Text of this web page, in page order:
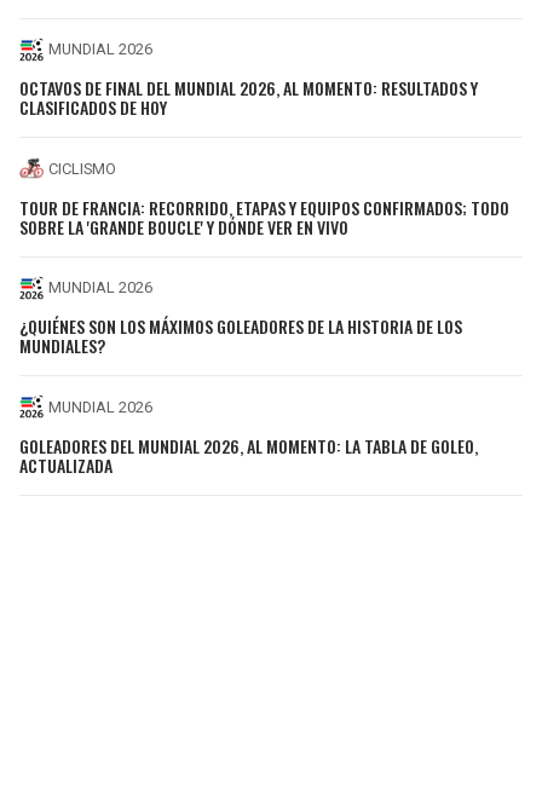
MUNDIAL 2026
OCTAVOS DE FINAL DEL MUNDIAL 2026, AL MOMENTO: RESULTADOS Y
CLASIFICADOS DE HOY
CICLISMO
TOUR DE FRANCIA: RECORRIDO, ETAPAS Y EQUIPOS CONFIRMADOS; TODO
SOBRE LA 'GRANDE BOUCLE' Y DÓNDE VER EN VIVO
MUNDIAL 2026
¿QUIÉNES SON LOS MÁXIMOS GOLEADORES DE LA HISTORIA DE LOS
MUNDIALES?
MUNDIAL 2026
GOLEADORES DEL MUNDIAL 2026, AL MOMENTO: LA TABLA DE GOLEO,
ACTUALIZADA